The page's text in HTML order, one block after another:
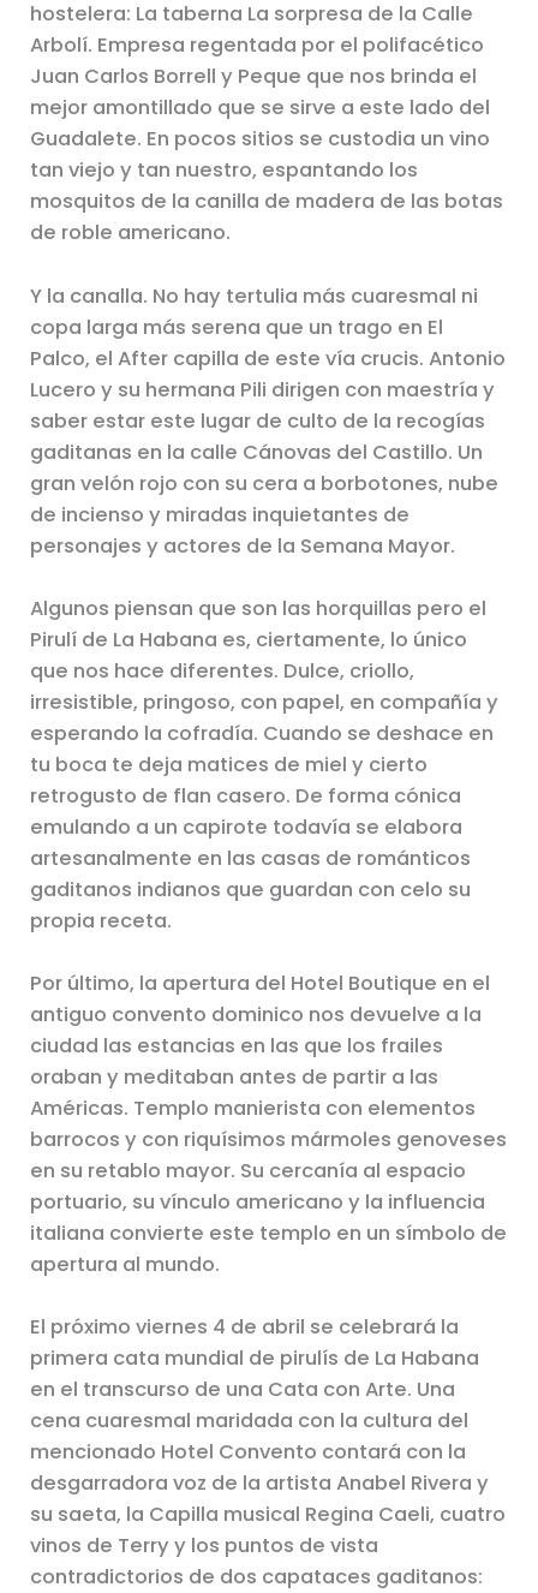
hostelera: La taberna La sorpresa de la Calle
Arbolí. Empresa regentada por el polifacético
Juan Carlos Borrell y Peque que nos brinda el
mejor amontillado que se sirve a este lado del
Guadalete. En pocos sitios se custodia un vino
tan viejo y tan nuestro, espantando los
mosquitos de la canilla de madera de las botas
de roble americano.
Y la canalla. No hay tertulia más cuaresmal ni
copa larga más serena que un trago en El
Palco, el After capilla de este vía crucis. Antonio
Lucero y su hermana Pili dirigen con maestría y
saber estar este lugar de culto de la recogías
gaditanas en la calle Cánovas del Castillo. Un
gran velón rojo con su cera a borbotones, nube
de incienso y miradas inquietantes de
personajes y actores de la Semana Mayor.
Algunos piensan que son las horquillas pero el
Pirulí de La Habana es, ciertamente, lo único
que nos hace diferentes. Dulce, criollo,
irresistible, pringoso, con papel, en compañía y
esperando la cofradía. Cuando se deshace en
tu boca te deja matices de miel y cierto
retrogusto de flan casero. De forma cónica
emulando a un capirote todavía se elabora
artesanalmente en las casas de románticos
gaditanos indianos que guardan con celo su
propia receta.
Por último, la apertura del Hotel Boutique en el
antiguo convento dominico nos devuelve a la
ciudad las estancias en las que los frailes
oraban y meditaban antes de partir a las
Américas. Templo manierista con elementos
barrocos y con riquísimos mármoles genoveses
en su retablo mayor. Su cercanía al espacio
portuario, su vínculo americano y la influencia
italiana convierte este templo en un símbolo de
apertura al mundo.
El próximo viernes 4 de abril se celebrará la
primera cata mundial de pirulís de La Habana
en el transcurso de una Cata con Arte. Una
cena cuaresmal maridada con la cultura del
mencionado Hotel Convento contará con la
desgarradora voz de la artista Anabel Rivera y
su saeta, la Capilla musical Regina Caeli, cuatro
vinos de Terry y los puntos de vista
contradictorios de dos capataces gaditanos: